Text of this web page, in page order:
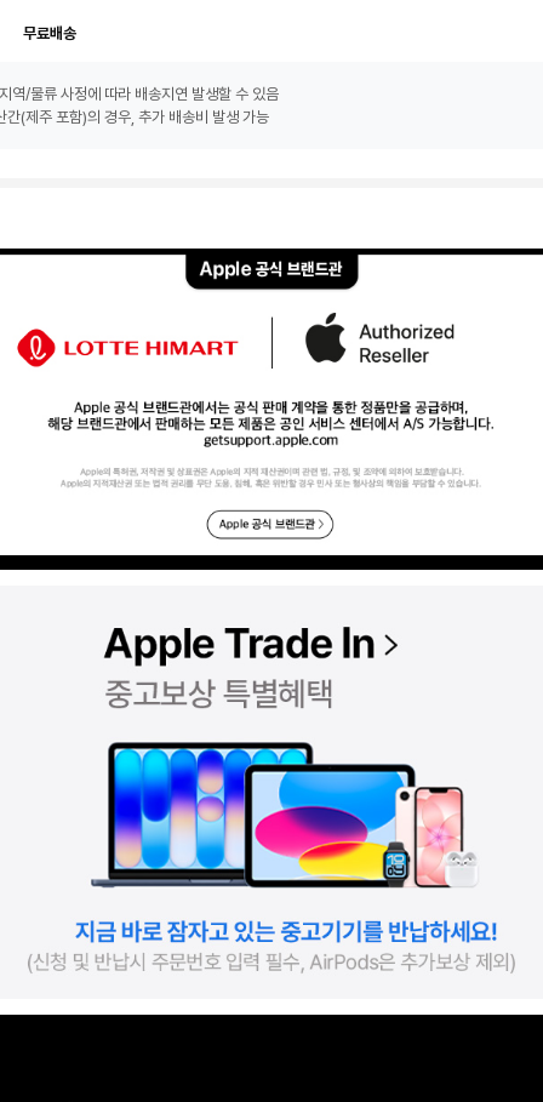
무료배송
역/물류 사정에 따라 배송지연 발생할 수 있음
간(제주 포함)의 경우, 추가 배송비 발생 가능